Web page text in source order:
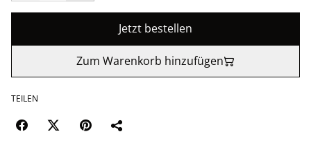
Jetzt bestellen
Zum Warenkorb hinzufügen
TEILEN